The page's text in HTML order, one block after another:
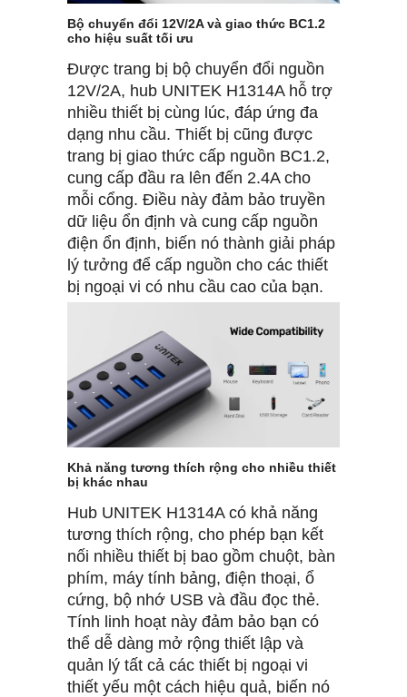
Bộ chuyển đổi 12V/2A và giao thức BC1.2
cho hiệu suất tối ưu
Được trang bị bộ chuyển đổi nguồn
12V/2A, hub UNITEK H1314A hỗ trợ
nhiều thiết bị cùng lúc, đáp ứng đa
dạng nhu cầu. Thiết bị cũng được
trang bị giao thức cấp nguồn BC1.2,
cung cấp đầu ra lên đến 2.4A cho
mỗi cổng. Điều này đảm bảo truyền
dữ liệu ổn định và cung cấp nguồn
điện ổn định, biến nó thành giải pháp
lý tưởng để cấp nguồn cho các thiết
bị ngoại vi có nhu cầu cao của bạn.
Khả năng tương thích rộng cho nhiều thiết
bị khác nhau
Hub UNITEK H1314A có khả năng
tương thích rộng, cho phép bạn kết
nối nhiều thiết bị bao gồm chuột, bàn
phím, máy tính bảng, điện thoại, ổ
cứng, bộ nhớ USB và đầu đọc thẻ.
Tính linh hoạt này đảm bảo bạn có
thể dễ dàng mở rộng thiết lập và
quản lý tất cả các thiết bị ngoại vi
thiết yếu một cách hiệu quả, biến nó